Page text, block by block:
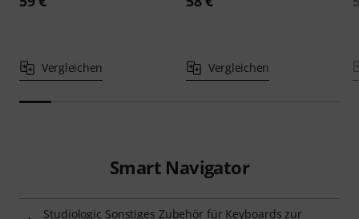
Vergleichen Vergleichen
Smart Navigator
Studiologic Sonstiges Zubehör für Keyboards zur